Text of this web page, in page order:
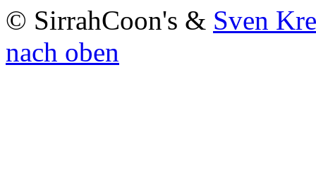
© SirrahCoon's & Sven
nach oben